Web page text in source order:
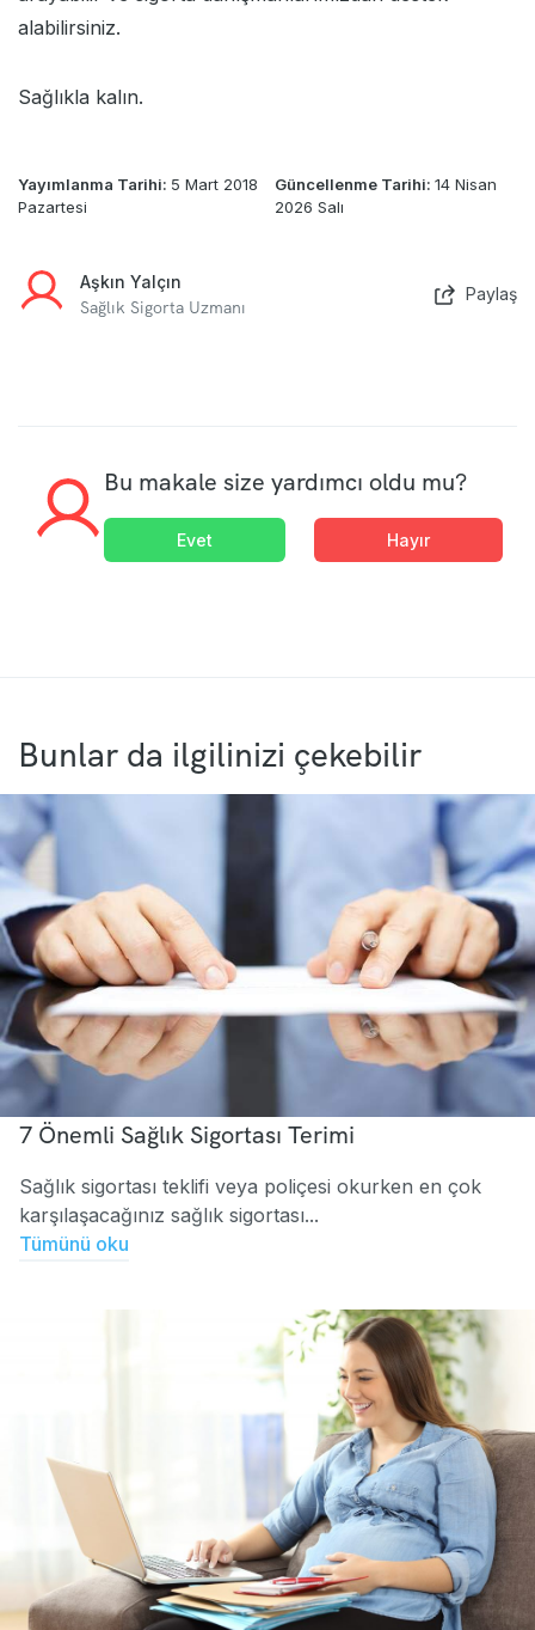
alabilirsiniz.
Sağlıkla kalın.
Yayımlanma Tarihi: 5 Mart 2018
Pazartesi
Güncellenme Tarihi:14 Nisan
2026 Salı
Aşkın Yalçın
Sağlık Sigorta Uzmanı
Paylaş
Bu makale size yardımcı oldu mu?
Evet Hayır
Bunlar da ilgilinizi çekebilir
7 Önemli Sağlık Sigortası Terimi
Sağlık sigortası teklifi veya poliçesi okurken en çok
karşılaşacağınız sağlık sigortası...
Tümünü oku